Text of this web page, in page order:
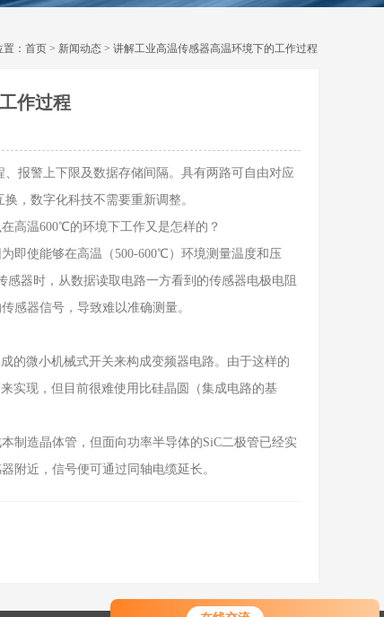
： 首页 > 新闻动态 > 讲解工业高温传感器高温环境下的工作过程
作过程
报警上下限及数据存储间隔。具有两路可自由对应
，数字化科技不需要重新调整。
高温600℃的环境下工作又是怎样的？
使能够在高温（500-600℃）环境测量温度和压
器时，从数据读取电路一方看到的传感器电极电阻
感器信号，导致难以准确测量。
微小机械式开关来构成变频器电路。由于这样的
实现，但目前很难使用比硅晶圆（集成电路的基
造晶体管，但面向功率半导体的SiC二极管已经实
附近，信号便可通过同轴电缆延长。